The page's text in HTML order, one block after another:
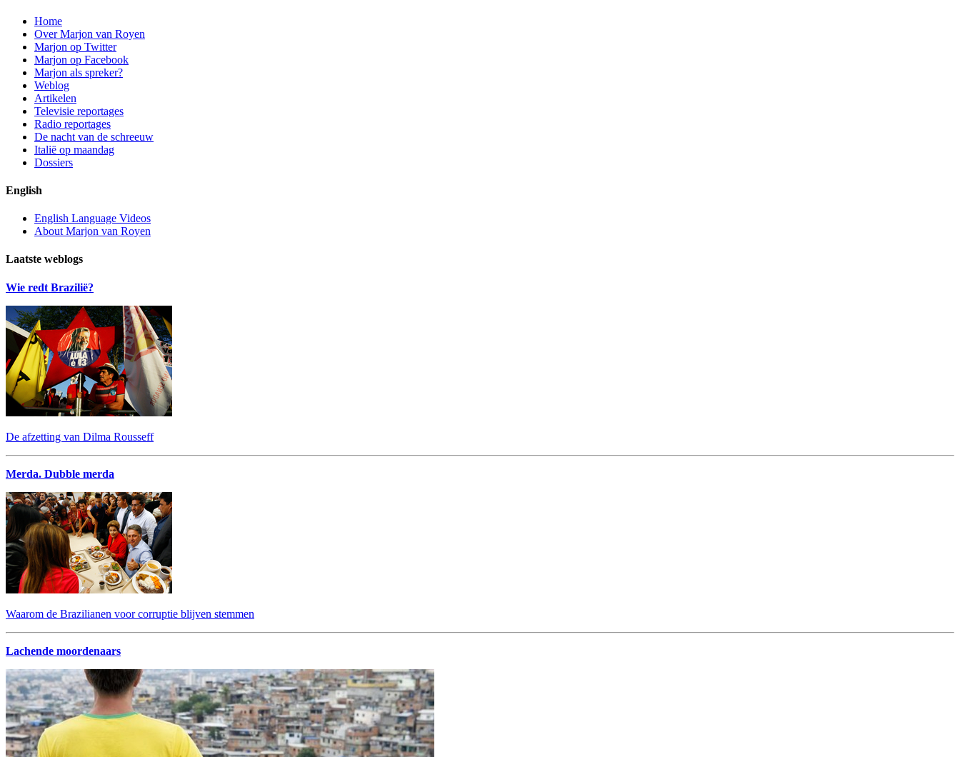
Home
Over Marjon van Royen
Marjon op Twitter
Marjon op Facebook
Marjon als spreker?
Weblog
Artikelen
Televisie reportages
Radio reportages
De nacht van de schreeuw
Italië op maandag
Dossiers
English
English Language Videos
About Marjon van Royen
Laatste weblogs
Wie redt Brazilië?
De afzetting van Dilma Rousseff
Merda. Dubble merda
Waarom de Brazilianen voor corruptie blijven stemmen
Lachende moordenaars